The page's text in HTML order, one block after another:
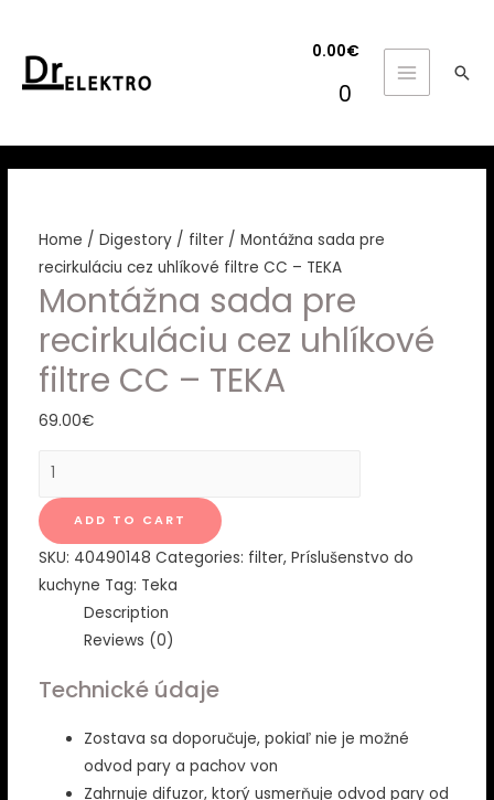
0.00€
0
MAIN
Home / Digestory/ filter/ Montážna sada pre
recirkuláciu cez uhlíkové filtre CC – TEKA
Montážna sada pre
recirkuláciu cez uhlíkové
filtre CC – TEKA
69.00€
Montážna
pre
recirkuláciu
cez
uhlíkové
-
quantity
ADD TO CART
SKU: 40490148 Categories: filter, Príslušenstvo do
kuchyne Tag: Teka
Description
Reviews (0)
Technické údaje
Zostava sa doporučuje, pokiaľ nie je možné
odvod pary a pachov von
Zahrnuje difuzor, ktorý usmerňuje odvod pary od